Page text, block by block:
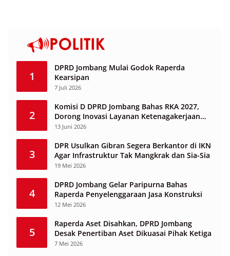
1
DPRD Jombang Mulai Godok Raperda
Kearsipan
7 Juli 2026
2
Komisi D DPRD Jombang Bahas RKA 2027,
Dorong Inovasi Layanan Ketenagakerjaan
Berbasis Desa
13 Juni 2026
3
DPR Usulkan Gibran Segera Berkantor di IKN
Agar Infrastruktur Tak Mangkrak dan Sia-Sia
19 Mei 2026
4
DPRD Jombang Gelar Paripurna Bahas
Raperda Penyelenggaraan Jasa Konstruksi
12 Mei 2026
5
Raperda Aset Disahkan, DPRD Jombang
Desak Penertiban Aset Dikuasai Pihak Ketiga
7 Mei 2026